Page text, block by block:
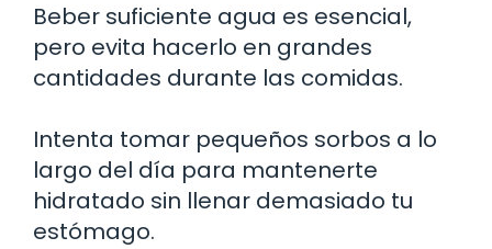
Beber suficiente agua es esencial,
pero evita hacerlo en grandes
cantidades durante las comidas.
Intenta tomar pequeños sorbos a lo
largo del día para mantenerte
hidratado sin llenar demasiado tu
estómago.